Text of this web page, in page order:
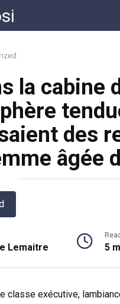
la cabine
des
âgée
Lemaitre 5
classe exécutive,